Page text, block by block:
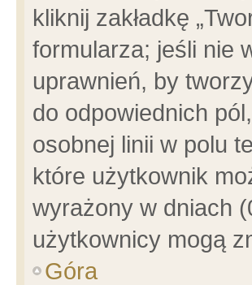
kliknij zakładkę
formularza; jeśli nie
uprawnień, by
do odpowiednich
osobnej linii w polu
które użytkownik
wyrażony w dniach
użytkownicy mogą
Góra